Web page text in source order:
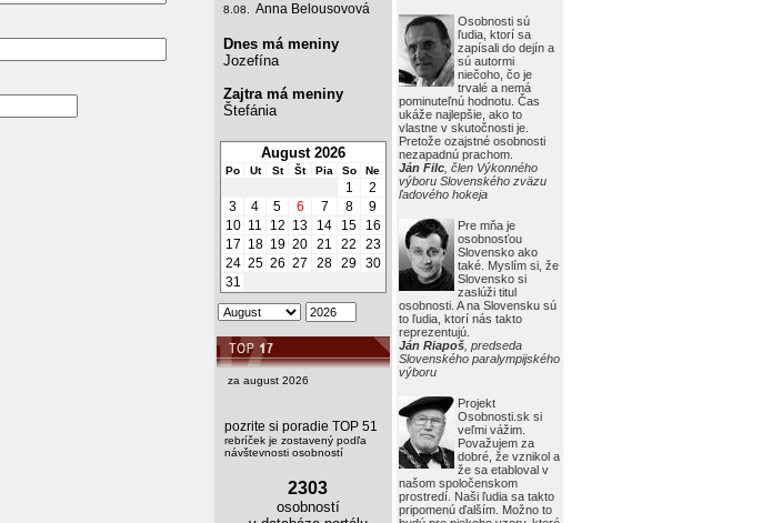
Osobnosti sú
ľudia, ktorí sa
zapísali do dejín a
sú autormi
niečoho, čo je
trvalé a nemá
pominuteľnú hodnotu. Čas
ukáže najlepšie, ako to
vlastne v skutočnosti je.
Pretože ozajstné osobnosti
nezapadnú prachom.
Ján Filc , člen Výkonného
výboru Slovenského zväzu
ľadového hokeja
Pre mňa je
osobnosťou
Slovensko ako
také. Myslím si, že
Slovensko si
zaslúži titul
osobnosti. A na Slovensku sú
to ľudia, ktorí nás takto
reprezentujú.
Ján Riapoš , predseda
Slovenského paralympijského
výboru
Projekt
Osobnosti.sk si
veľmi vážim.
Považujem za
dobré, že vznikol a
že sa etabloval v
našom spoločenskom
prostredí. Naši ľudia sa takto
pripomenú ďalším. Možno to
8.08. Anna Belousovová
Dnes má meniny
Jozefína
Zajtra má meniny
Štefánia
August 2026
Po Ut St Št Pia So Ne
1
2
3
4 5 6 7 8
9
10 11 12 13 14 15
16
17 18 19 20 21 22
23
24 25 26 27 28 29 30
31
za august 2026
pozrite si poradie TOP 51
rebríček je zostavený podľa
návštevnosti osobností
2303
osobností